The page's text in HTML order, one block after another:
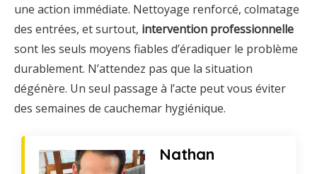
une action immédiate. Nettoyage renforcé, colmatage
des entrées, etsurtout, intervention professionnelle
sont les seuls moyens fiables d’éradiquer le problème
durablement. N’attendez pas que la situation
dégénère. Un seul passage à l’acte peutvous éviter
des semaines de cauchemar hygiénique.
Nathan